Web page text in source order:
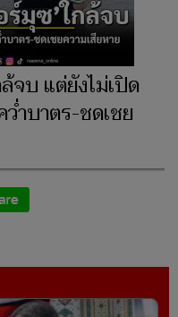
จบ แต่ยังไม่เปิด
ำบาตร-ชดเชย